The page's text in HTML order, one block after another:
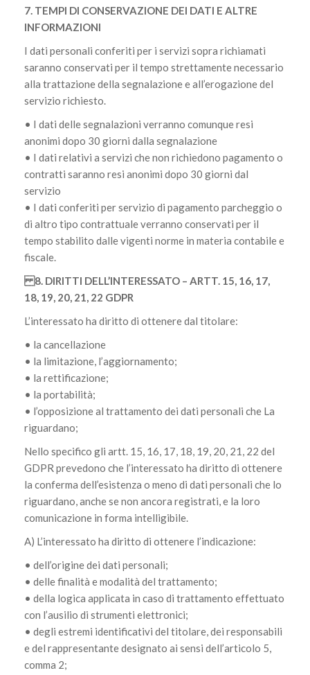
7. TEMPI DI CONSERVAZIONE DEI DATI E ALTRE
INFORMAZIONI
I dati personali conferiti per i servizi sopra richiamati
saranno conservati per il tempo strettamente necessario
alla trattazione della segnalazione e all’erogazione del
servizio richiesto.
• I dati delle segnalazioni verranno comunque resi
anonimi dopo 30 giorni dalla segnalazione
• I dati relativi a servizi che non richiedono pagamento o
contratti saranno resi anonimi dopo 30 giorni dal
servizio
• I dati conferiti per servizio di pagamento parcheggio o
di altro tipo contrattuale verranno conservati per il
tempo stabilito dalle vigenti norme in materia contabile e
fiscale.
8. DIRITTI DELL’INTERESSATO – ARTT. 15, 16, 17,
18, 19, 20, 21, 22 GDPR
L’interessato ha diritto di ottenere dal titolare:
• la cancellazione
• la limitazione, l’aggiornamento;
• la rettificazione;
• la portabilità;
• l’opposizione al trattamento dei dati personali che La
riguardano;
Nello specifico gli artt. 15, 16, 17, 18, 19, 20, 21, 22 del
GDPR prevedono che l’interessato ha diritto di ottenere
la conferma dell’esistenza o meno di dati personali che lo
riguardano, anche se non ancora registrati, e la loro
comunicazione in forma intelligibile.
A) L’interessato ha diritto di ottenere l’indicazione:
• dell’origine dei dati personali;
• delle finalità e modalità del trattamento;
• della logica applicata in caso di trattamento effettuato
con l’ausilio di strumenti elettronici;
• degli estremi identificativi del titolare, dei responsabili
e del rappresentante designato ai sensi dell’articolo 5,
comma 2;